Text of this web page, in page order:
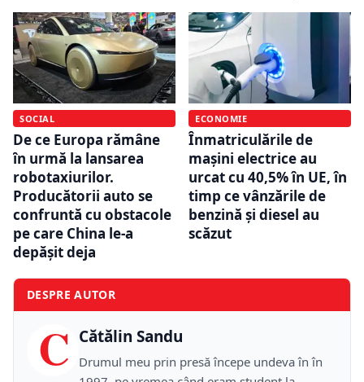
SOCIAL
De ce Europa rămâne
în urmă la lansarea
robotaxiurilor.
Producătorii auto se
confruntă cu obstacole
pe care China le-a
depășit deja
ECONOMIE
Înmatriculările de
mașini electrice au
urcat cu 40,5% în UE, în
timp ce vânzările de
benzină și diesel au
scăzut
DESPRE AUTOR
C Cătălin Sandu
Drumul meu prin presă începe undeva în în